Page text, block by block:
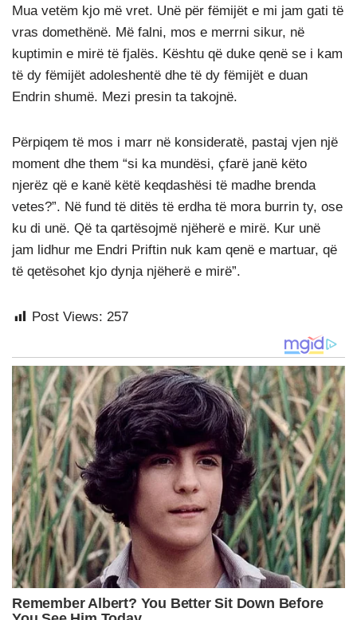
Mua vetëm kjo më vret. Unë për fëmijët e mi jam gati të
vras domethënë. Më falni, mos e merrni sikur, në
kuptimin e mirë të fjalës. Kështu që duke qenë se i kam
të dy fëmijët adoleshentë dhe të dy fëmijët e duan
Endrin shumë. Mezi presin ta takojnë.
Përpiqem të mos i marr në konsideratë, pastaj vjen një
moment dhe them “si ka mundësi, çfarë janë këto
njerëz që e kanë këtë keqdashësi të madhe brenda
vetes?”. Në fund të ditës të erdha të mora burrin ty, ose
ku di unë. Që ta qartësojmë njëherë e mirë. Kur unë
jam lidhur me Endri Priftin nuk kam qenë e martuar, që
të qetësohet kjo dynja njëherë e mirë”.
Post Views: 257